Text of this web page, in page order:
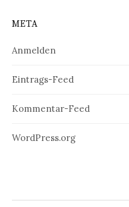
META
Anmelden
Eintrags-Feed
Kommentar-Feed
WordPress.org